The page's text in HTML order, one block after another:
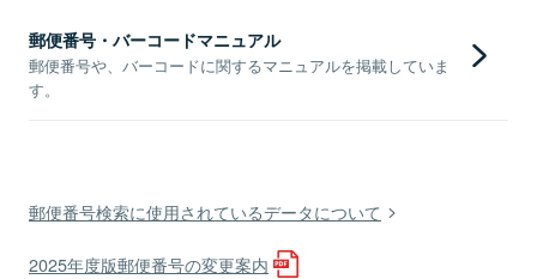
郵便番号・バーコードマニュアル
郵便番号や、バーコードに関するマニュアルを掲載していま
す。
郵便番号検索に使用されているデータについて
2025年度版郵便番号の変更案内